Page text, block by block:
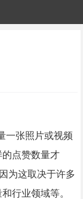
一张照片或视频
点赞数量才
为这取决于许多
行业领域等。